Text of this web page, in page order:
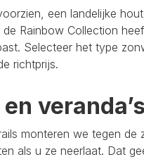
een landelijke
Rainbow Collection
Selecteer het type
richtprijs.
veranda’s
monteren we tegen de
als u ze neerlaat. Dat